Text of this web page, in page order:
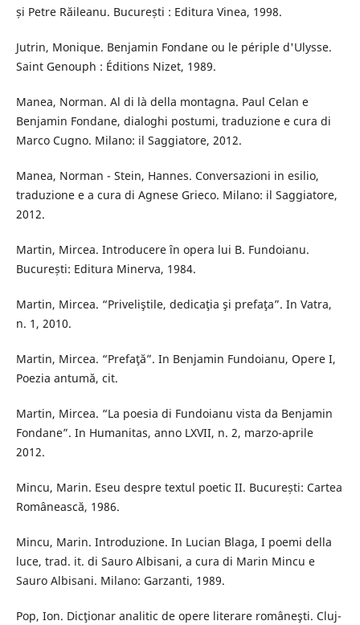
și Petre Răileanu. București : Editura Vinea, 1998.
Jutrin, Monique. Benjamin Fondane ou le périple d'Ulysse.
Saint Genouph : Éditions Nizet, 1989.
Manea, Norman. Al di là della montagna. Paul Celan e
Benjamin Fondane, dialoghi postumi, traduzione e cura di
Marco Cugno. Milano: il Saggiatore, 2012.
Manea, Norman - Stein, Hannes. Conversazioni in esilio,
traduzione e a cura di Agnese Grieco. Milano: il Saggiatore,
2012.
Martin, Mircea. Introducere în opera lui B. Fundoianu.
București: Editura Minerva, 1984.
Martin, Mircea. “Priveliştile, dedicaţia şi prefaţa”. In Vatra,
n. 1, 2010.
Martin, Mircea. “Prefaţă”. In Benjamin Fundoianu, Opere I,
Poezia antumă, cit.
Martin, Mircea. “La poesia di Fundoianu vista da Benjamin
Fondane”. In Humanitas, anno LXVII, n. 2, marzo-aprile
2012.
Mincu, Marin. Eseu despre textul poetic II. București: Cartea
Românească, 1986.
Mincu, Marin. Introduzione. In Lucian Blaga, I poemi della
luce, trad. it. di Sauro Albisani, a cura di Marin Mincu e
Sauro Albisani. Milano: Garzanti, 1989.
Pop, Ion. Dicţionar analitic de opere literare româneşti. Cluj-